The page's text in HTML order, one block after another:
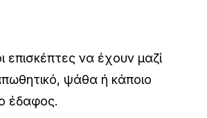
επισκέπτες να έχουν μαζί
ψάθα ή κάποιο
έδαφος.